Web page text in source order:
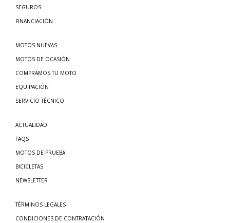
SEGUROS
FINANCIACIÓN
MOTOS NUEVAS
MOTOS DE OCASIÓN
COMPRAMOS TU MOTO
EQUIPACIÓN
SERVICIO TÉCNICO
ACTUALIDAD
FAQS
MOTOS DE PRUEBA
BICICLETAS
NEWSLETTER
TÉRMINOS LEGALES
CONDICIONES DE CONTRATACIÓN